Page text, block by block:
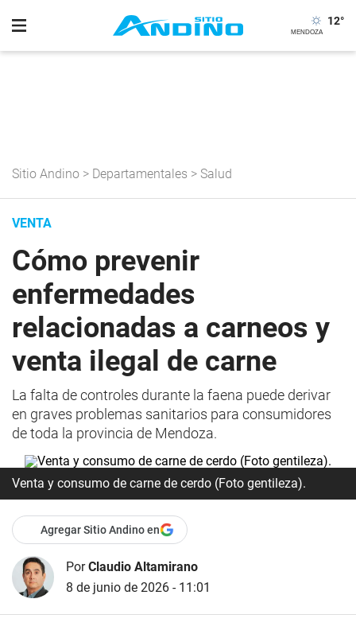
12°
Sitio Andino > Departamentales > Salud
VENTA
Cómo prevenir
enfermedades
relacionadas a carneos y
venta ilegal de carne
La falta de controles durante la faena puede derivar
en graves problemas sanitarios para consumidores
de toda la provincia de Mendoza.
Venta y consumo de carne de cerdo (Foto gentileza).
Agregar Sitio Andino en
PorClaudio Altamirano
8 de junio de 2026 - 11:01